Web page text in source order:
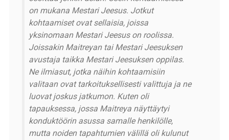
on mukana Mestari Jeesus. Jotkut
kohtaamiset ovat sellaisia, joissa
yksinomaan Mestari Jeesus on roolissa.
Joissakin Maitreyan tai Mestari Jeesuksen
avustaja taikka Mestari Jeesuksen oppilas.
Ne ilmiasut, jotka näihin kohtaamisiin
valitaan ovat tarkoituksellisesti valittuja ja ne
luovat joskus jatkumon. Kuten oli
tapauksessa, jossa Maitreya näyttäytyi
konduktöörin asussa samalle henkilölle,
mutta noiden tapahtumien välillä oli kulunut